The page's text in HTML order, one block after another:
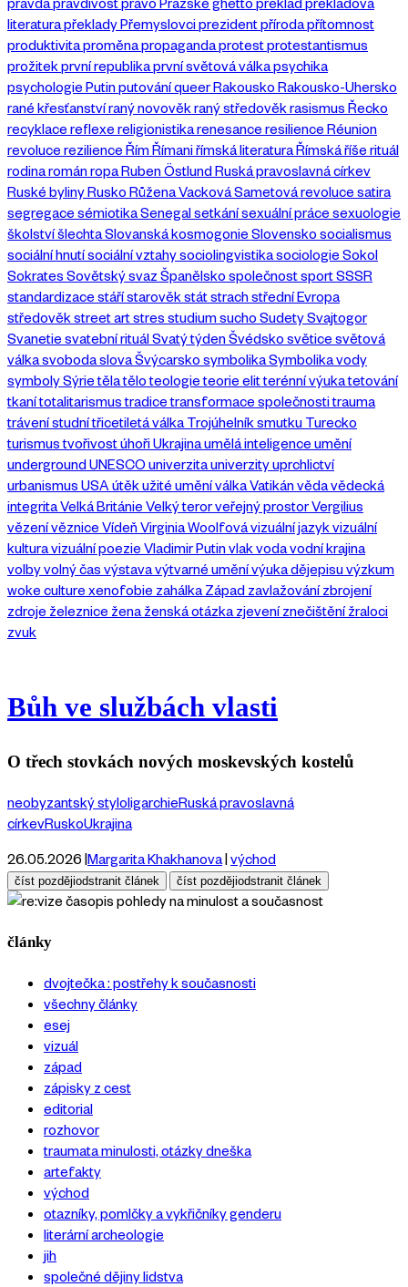
literaturapřekladyPřemyslovciprezidentpřírodapřítomnost
produktivitaproměnapropagandaprotestprotestantismus
prožitekprvní republikaprvní světová válkapsychika
psychologie PutinputováníqueerRakousko Rakousko-Uhersko
rané křesťanstvíraný novověkraný středověkrasismus Řecko
recyklace reflexe religionistikarenesance resilience Réunion
revoluce rezilience ŘímŘímaniřímská literaturaŘímská říše rituál
rodinarománropaRuben ÖstlundRuská pravoslavná církev
Ruské bylinyRusko Růžena VackováSametová revoluce satira
segregace sémiotikaSenegalsetkánísexuální práce sexuologie
školstvíšlechtaSlovanská kosmogonie Slovensko socialismus
sociální hnutísociální vztahysociolingvistikasociologie Sokol
Sokrates Sovětský svaz Španělsko společnostsportSSSR
standardizace stářístarověkstátstrachstřední Evropa
středověkstreet artstres studiumsucho SudetySvajtogor
Svanetie svatební rituálSvatý týdenŠvédsko světice světová
válkasvoboda slovaŠvýcarsko symbolikaSymbolika vody
symbolySýrietělatěloteologieteorie elitterénní výukatetování
tkanítotalitarismustradicetransformace společnostitrauma
trávení studnítřicetiletá válka Trojúhelník smutku Turecko
turismustvořivostúhořiUkrajinaumělá inteligence umění
undergroundUNESCO univerzitauniverzityuprchlictví
urbanismus USA útěkužité uměníválkaVatikánvědavědecká
integritaVelká Británie Velký terorveřejný prostorVergilius
vězenívěznice VídeňVirginia Woolfovávizuální jazykvizuální
kulturavizuální poezie Vladimir Putinvlakvodavodní krajina
volbyvolný čas výstavavýtvarné uměnívýuka dějepisuvýzkum
woke culture xenofobie zahálka Západ zavlažovánízbrojení
zdroje železnice žena ženská otázka zjeveníznečištěnížraloci
zvuk
Bůh ve službách vlasti
O třech stovkách nových moskevských kostelů
neobyzantský styloligarchieRuská pravoslavná
církevRuskoUkrajina
26.05.2026 |Margarita Khakhanova|východ
číst pozdějiodstranit článek číst pozdějiodstranit článek
pohledy na minulost a současnost
články
dvojtečka : postřehy k současnosti
všechny články
esej
vizuál
západ
zápisky z cest
editorial
rozhovor
traumata minulosti, otázky dneška
artefakty
východ
otazníky, pomlčky a vykřičníky genderu
literární archeologie
jih
společné dějiny lidstva